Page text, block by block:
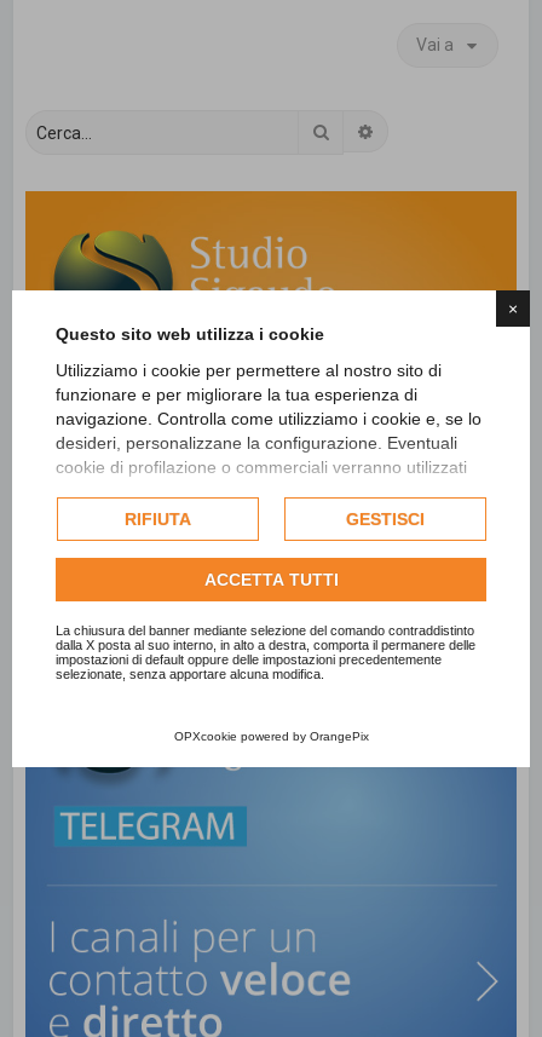
×
Questo sito web utilizza i cookie
Utilizziamo i cookie per permettere al nostro sito di
funzionare e per migliorare la tua esperienza di
navigazione. Controlla come utilizziamo i cookie e, se lo
desideri, personalizzane la configurazione. Eventuali
cookie di profilazione o commerciali verranno utilizzati
dell'utente e, se consentito, potrebbero essere utilizzati
per personalizzare gli annunci pubblicitari. Per ulteriori
informazioni su come Google utilizza i dati raccolti,
politica sulla privacy di Google
Consulta l'informativa cookie completa.
RIFIUTA GESTISCI
ACCETTA TUTTI
La chiusura del banner mediante selezione del comando contraddistinto
dalla X posta al suo interno, in alto a destra, comporta il permanere delle
impostazioni di default oppure delle impostazioni precedentemente
selezionate, senza apportare alcuna modifica.
OPXcookie powered by OrangePix
Vai a
Cerca